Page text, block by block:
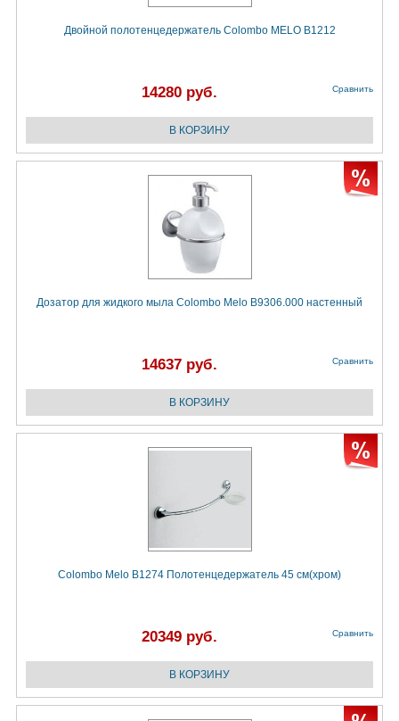
Двойной полотенцедержатель Colombo MELO B1212
14280 руб. Сравнить
Дозатор для жидкого мыла Colombo Melo B9306.000 настенный
14637 руб. Сравнить
Colombo Melo B1274 Полотенцедержатель 45 см(хром)
20349 руб. Сравнить